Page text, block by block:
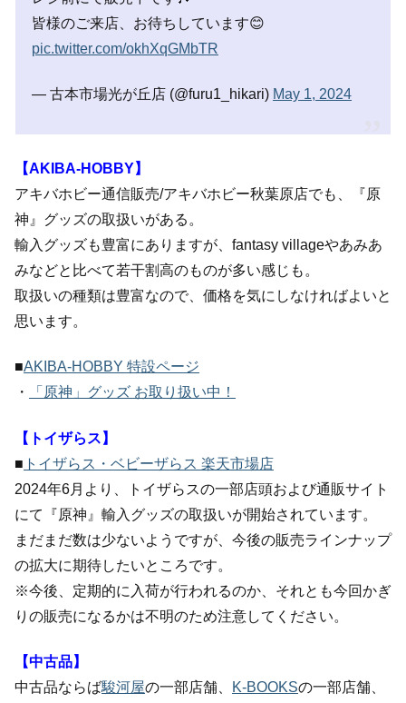
皆様のご来店、お待ちしています😊
pic.twitter.com/okhXqGMbTR
— 古本市場光が丘店 (@furu1_hikari) May 1, 2024
【AKIBA-HOBBY】
アキバホビー通信販売/アキバホビー秋葉原店でも、『原
神』グッズの取扱いがある。
輸入グッズも豊富にありますが、fantasy villageやあみあ
みなどと比べて若干割高のものが多い感じも。
取扱いの種類は豊富なので、価格を気にしなければよいと
思います。
■AKIBA-HOBBY 特設ページ
・
「原神」グッズ お取り扱い中！
【トイザらス】
■ トイザらス・ベビーザらス 楽天市場店
2024年6月より、トイザらスの一部店頭および通販サイト
にて『原神』輸入グッズの取扱いが開始されています。
まだまだ数は少ないようですが、今後の販売ラインナップ
の拡大に期待したいところです。
※今後、定期的に入荷が行われるのか、それとも今回かぎ
りの販売になるかは不明のため注意してください。
【中古品】
中古品ならば駿河屋の一部店舗、 K-BOOKSの一部店舗、